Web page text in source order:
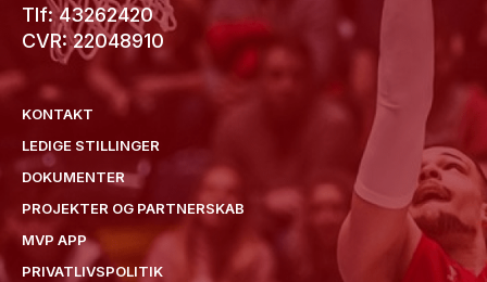
Tlf: 43262420
CVR: 22048910
KONTAKT
LEDIGE STILLINGER
DOKUMENTER
PROJEKTER OG PARTNERSKAB
MVP APP
PRIVATLIVSPOLITIK